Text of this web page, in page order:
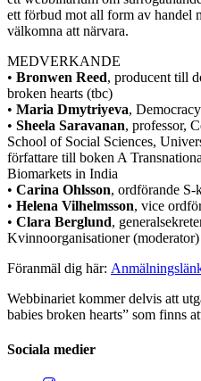
ett förbud mot all form av handel
välkomna att närvara.
MEDVERKANDE
• Bronwen Reed, producent till
broken hearts (tbc)
• Maria Dmytriyeva,
• Sheela Saravanan, professor,
School of Social Sciences,
författare till boken A
Biomarkets in India
• Carina Ohlsson, ordförande S-
• Helena Vilhelmsson, vice
• Clara Berglund,
Kvinnoorganisationer (moderator)
Föranmäl dig här:
Webbinariet kommer delvis att
babies broken hearts” som finns
Sociala medier